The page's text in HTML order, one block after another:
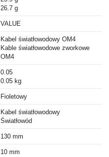
26.7 g
VALUE
Kabel światłowodowy OM4
Kable światłowodowe zworkowe
OM4
0.05
0.05 kg
Fioletowy
Kabel światłowodowy
Światłowód
130 mm
10 mm